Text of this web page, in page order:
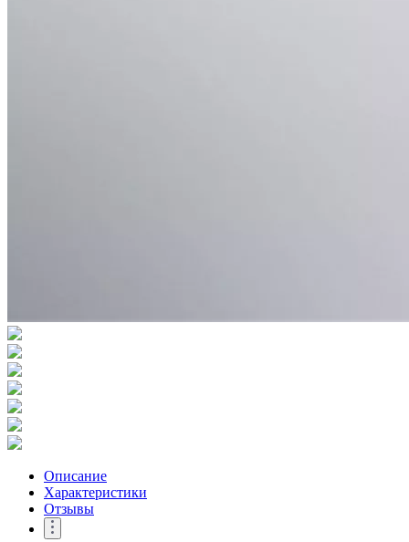
Описание
Характеристики
Отзывы